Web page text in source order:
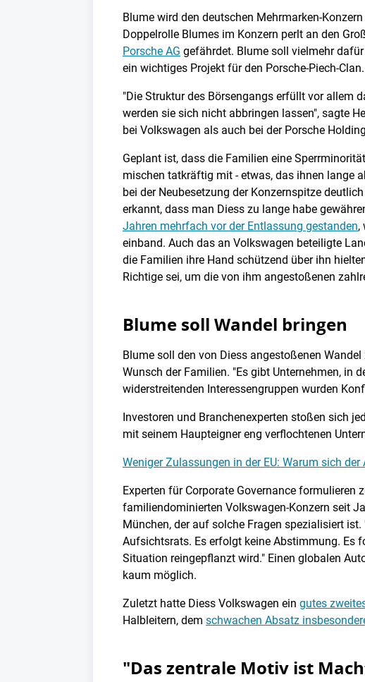
Blume wird den deutschen Mehrmarken-
Doppelrolle Blumes im Konzern perlt an den
Porsche AG gefährdet. Blume soll vielmehr
ein wichtiges Projekt für den Porsche-Piech-Clan.
"Die Struktur des Börsengangs erfüllt vor allem
werden sie sich nicht abbringen lassen", sagte
bei Volkswagen als auch bei der Porsche
Geplant ist, dass die Familien eine
mischen tatkräftig mit - etwas, das ihnen lange
bei der Neubesetzung der Konzernspitze
erkannt, dass man Diess zu lange habe
Jahren mehrfach vor der Entlassung gestanden,
einband. Auch das an Volkswagen beteiligte
die Familien ihre Hand schützend über ihn
Richtige sei, um die von ihm angestoßenen
Blume soll Wandel bringen
Blume soll den von Diess angestoßenen
Wunsch der Familien. "Es gibt Unternehmen, in
widerstreitenden Interessengruppen wurden
Investoren und Branchenexperten stoßen sich
mit seinem Haupteigner eng verflochtenen
Weniger Zulassungen in der EU: Warum sich
Experten für Corporate Governance formulieren
familiendominierten Volkswagen-Konzern seit
München, der auf solche Fragen spezialisiert
Aufsichtsrats. Es erfolgt keine Abstimmung. Es
Situation reingepflanzt wird." Einen globalen
kaum möglich.
Zuletzt hatte Diess Volkswagen ein gutes
Halbleitern, dem schwachen Absatz
"Das zentrale Motiv ist